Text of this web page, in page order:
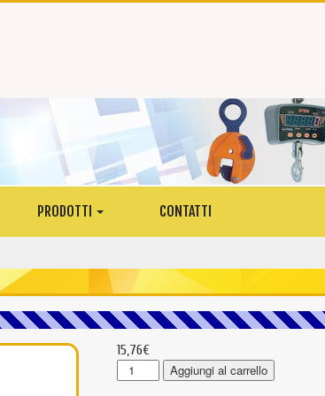
PRODOTTI CONTATTI
15,76€
RSE2003
-
Aggiungi al carrello